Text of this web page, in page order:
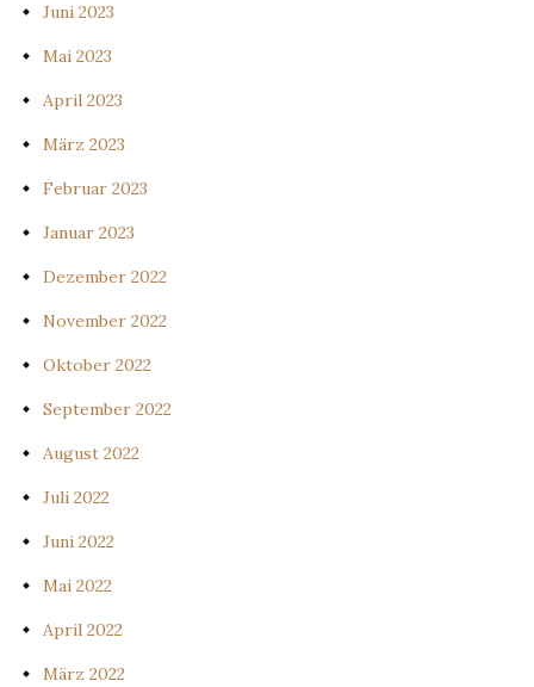
Juni 2023
Mai 2023
April 2023
März 2023
Februar 2023
Januar 2023
Dezember 2022
November 2022
Oktober 2022
September 2022
August 2022
Juli 2022
Juni 2022
Mai 2022
April 2022
März 2022